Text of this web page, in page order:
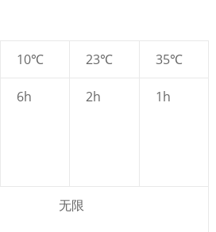
10℃ 23℃ 35℃
6h 2h 1h
无限